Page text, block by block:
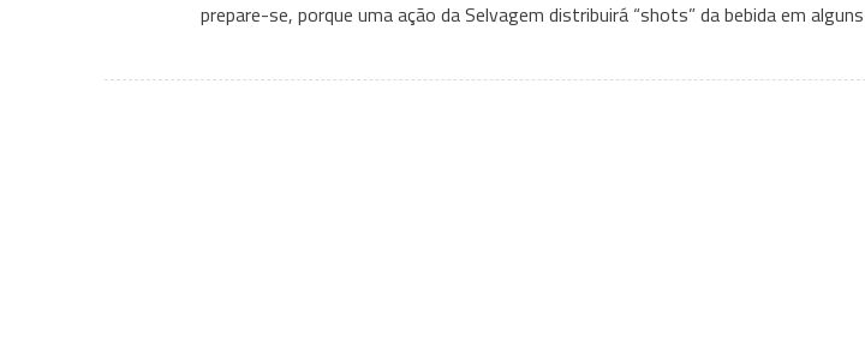
prepare-se, porque uma ação da Selvagem distribuirá “shots” da bebida em